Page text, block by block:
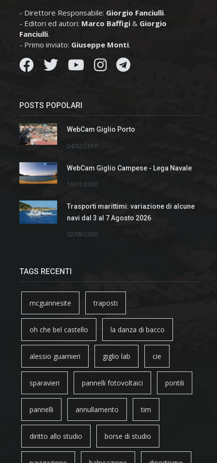
- Direttore Responsabile: Giorgio Fanciulli.
- Editori ed autori: Marco Baffigi & Giorgio
Fanciulli.
- Primo inviato: Giuseppe Monti.
POSTS POPOLARI
WebCam Giglio Porto
24/02/2010
WebCam Giglio Campese - Lega Navale
16/01/2020
Trasporti marittimi: variazione di alcune
navi dal 3 al 7 Agosto 2026
02/08/2026
TAGS RECENTI
mcguinnesite traposti
oh che bel castello la danza di bacco
alessio guarnieri giglio lab cie
sparavieri pannelli fotovoltaici pontili
pannelli annullamento tim
diritto allo studio borse di studio